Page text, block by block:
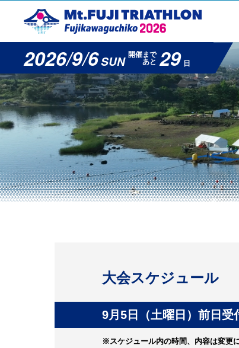
2026/9/6SUN 開催まで
あと 29 日
大会スケジュール
9月5日（土曜日）前日
※スケジュール内の時間、内容は変更